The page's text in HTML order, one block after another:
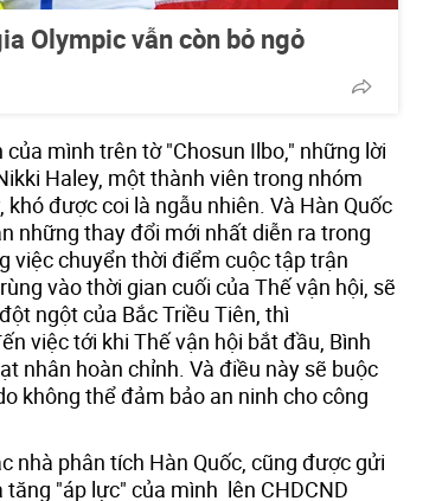
Olympic vẫn còn bỏ ngỏ
mình trên tờ "Chosun Ilbo," những lời
Haley, một thành viên trong nhóm
được coi là ngẫu nhiên. Và Hàn Quốc
những thay đổi mới nhất diễn ra trong
việc chuyển thời điểm cuộc tập trận
vào thời gian cuối của Thế vận hội, sẽ
ngột của Bắc Triều Tiên, thì
việc tới khi Thế vận hội bắt đầu, Bình
nhân hoàn chỉnh. Và điều này sẽ buộc
không thể đảm bảo an ninh cho công
nhà phân tích Hàn Quốc, cũng được gửi
"áp lực" của mình lên CHDCND